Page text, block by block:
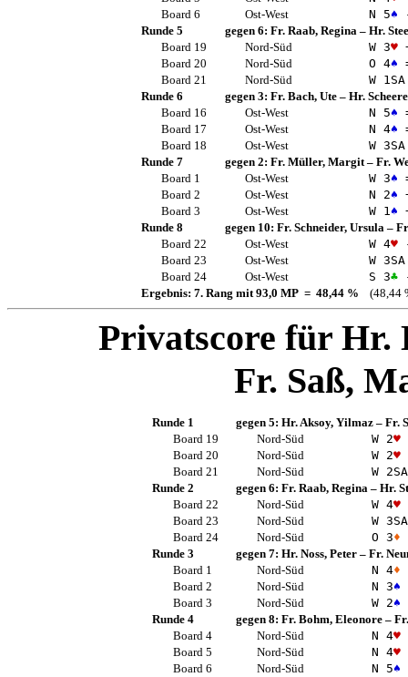
Board 6
Ost-West N 5♠
Runde 5
gegen 6: Fr. Raab, Regina – Hr.
Board 19
Nord-Süd W 3♥
Board 20
Nord-Süd O 4♠
Board 21
Nord-Süd W 1 SA
Runde 6
gegen 3: Fr. Bach, Ute– Hr.
Board 16
Ost-West N 5♠
Board 17
Ost-West N 4♠
Board 18
Ost-West W 3SA
Runde 7
gegen 2: Fr. Müller, Margit– Fr.
Board 1
Ost-West W 3♠
Board 2
Ost-West N 2♠
Board 3
Ost-West W 1 ♠
Runde 8
gegen 10: Fr. Schneider, Ursula –
Board 22
Ost-West W 4♥-
Board 23
Ost-West W 3SA
Board 24
Ost-West S 3♣-
Ergebnis: 7. Rang mit 93,0 MP = 48,44 % (48,44
Privatscore für Hr.
Fr. Saß,
Runde 1 gegen 5: Hr. Aksoy, Yilmaz – Fr.
Board 19
Nord-Süd W 2♥
Board 20
Nord-Süd W 2♥
Board 21
Nord-Süd W 2SA
Runde 2
gegen 6: Fr. Raab, Regina – Hr.
Board 22
Nord-Süd W 4♥
Board 23
Nord-Süd W 3SA
Board 24
Nord-Süd O 3♦
Runde 3
gegen 7: Hr. Noss, Peter – Fr.
Board 1
Nord-Süd N 4♦
Board 2
Nord-Süd N 3♠
Board 3
Nord-Süd W 2♠
Runde 4
gegen 8: Fr. Bohm, Eleonore –
Board 4
Nord-Süd N 4♥
Board 5
Nord-Süd N 4♥
Board 6
Nord-Süd N 5♠